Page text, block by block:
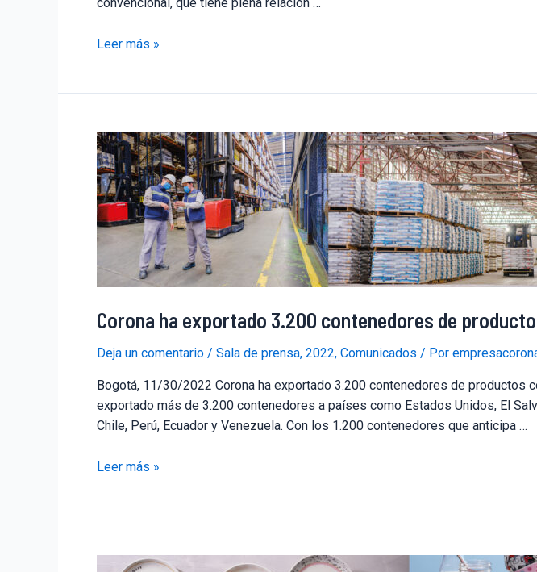
convencional, que tiene plena relación …
Leer más »
Corona ha exportado 3.200 contenedores de
Deja un comentario / Sala de prensa, 2022, Comunicados / Por
Bogotá, 11/30/2022 Corona ha exportado 3.200 contenedores de productos
exportado más de 3.200 contenedores a países como Estados Unidos, El
Chile, Perú, Ecuador y Venezuela. Con los 1.200 contenedores que anticipa …
Leer más »